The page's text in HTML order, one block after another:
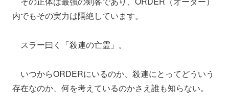
内でもその実力は隔絶しています。
スラー曰く「殺連の亡霊」。
いつからORDERにいるのか、殺連にとってどういう
存在なのか、何を考えているのかさえ誰も知らない。